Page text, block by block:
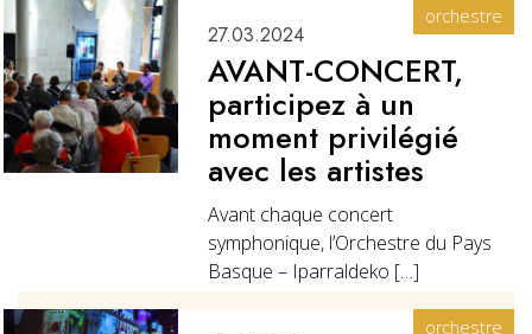
orchestre
27.03.2024
AVANT-CONCERT,
participez à un
moment privilégié
avec les artistes
Avant chaque concert
symphonique, l’Orchestre du Pays
Basque – Iparraldeko […]
orchestre